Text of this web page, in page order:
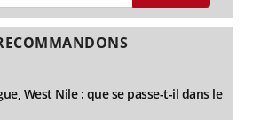
West Nile : que se passe-t-il dans le